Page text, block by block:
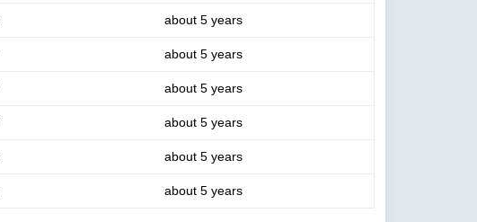
about 5 years
about 5 years
about 5 years
about 5 years
about 5 years
about 5 years